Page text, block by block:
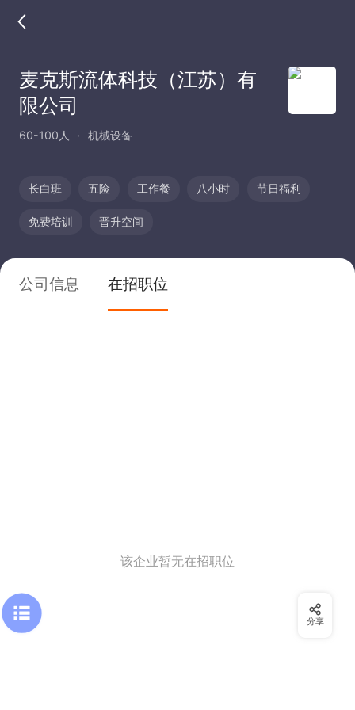
麦克斯流体科技（江苏）有
限公司
60-100人 机械设备
长白班 五险 工作餐 八小时 节日福利
免费培训 晋升空间
公司信息 在招职位
该企业暂无在招职位
分享